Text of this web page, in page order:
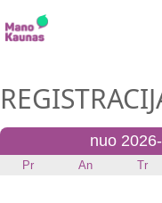
nuo
Pr An Tr